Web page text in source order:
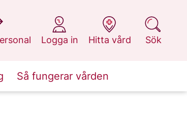
Logga in
på 1177.se
Hitta vård
på 1177.se
Sök
på 1177.se
Så fungerar vården